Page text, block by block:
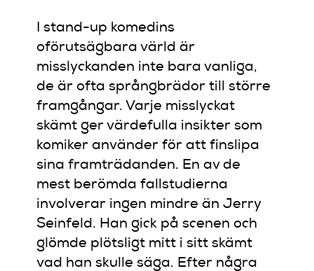
I stand-up komedins
oförutsägbara värld är
misslyckanden inte bara vanliga,
de är ofta språngbrädor till större
framgångar. Varje misslyckat
skämt ger värdefulla insikter som
komiker använder för att finslipa
sina framträdanden. En av de
mest berömda fallstudierna
involverar ingen mindre än Jerry
Seinfeld. Han gick på scenen och
glömde plötsligt mitt i sitt skämt
vad han skulle säga. Efter några